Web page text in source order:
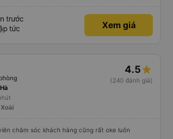
trước
tức
Xem giá
4.5
(240 đánh giá)
chăm sóc khách hàng cũng rất oke luôn